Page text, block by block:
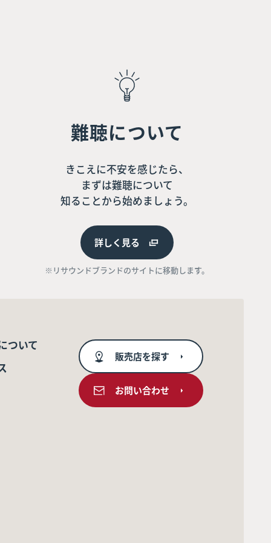
難聴について
きこえに不安を感じたら、
まずは難聴について
知ることから始めましょう。
詳しく見る
※リサウンドブランドのサイトに移動します。
ついて
販売店を探す
お問い合わせ